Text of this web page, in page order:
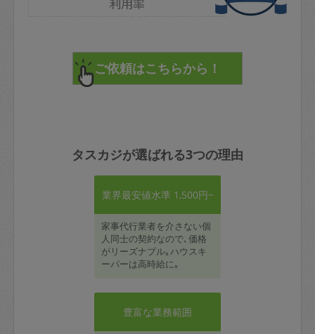
タスカジが選ばれる3つの理由
業界最安値水準 1,500円~
家事代行業者を介さない個
人同士の契約なので､価格
がリーズナブル｡ハウスキ
ーパーは高時給に｡
豊富な業務範囲